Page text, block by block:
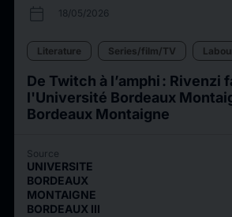
calendar_today 18/05/2026
Literature Series/film/TV
De Twitch à l’amphi : Rivenzi
l'Université Bordeaux
Bordeaux Montaigne
Source
UNIVERSITE
BORDEAUX
MONTAIGNE
BORDEAUX III